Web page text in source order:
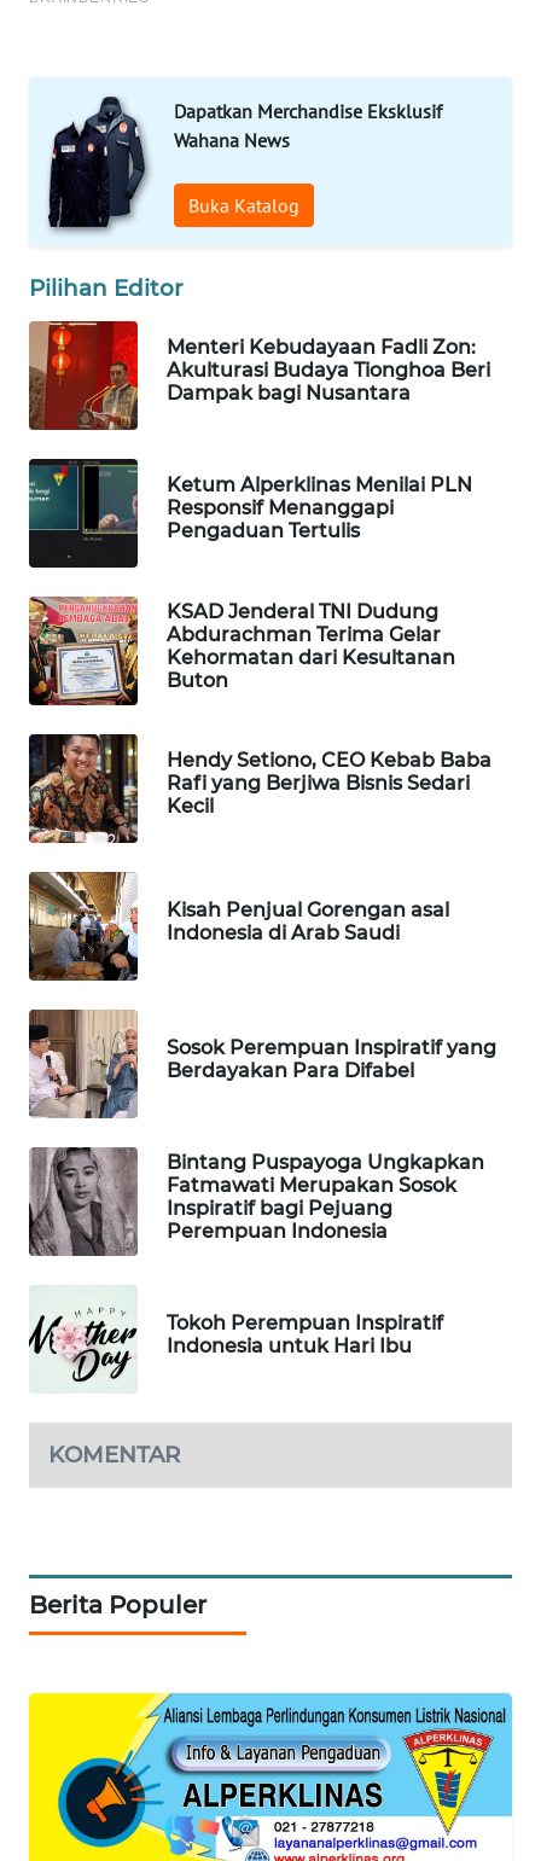
Dapatkan Merchandise Eksklusif
Wahana News
Buka Katalog
Pilihan Editor
Menteri Kebudayaan Fadli Zon:
Akulturasi Budaya Tionghoa Beri
Dampak bagi Nusantara
Ketum Alperklinas Menilai PLN
Responsif Menanggapi
Pengaduan Tertulis
KSAD Jenderal TNI Dudung
Abdurachman Terima Gelar
Kehormatan dari Kesultanan
Buton
Hendy Setiono, CEO Kebab Baba
Rafi yang Berjiwa Bisnis Sedari
Kecil
Kisah Penjual Gorengan asal
Indonesia di Arab Saudi
Sosok Perempuan Inspiratif yang
Berdayakan Para Difabel
Bintang Puspayoga Ungkapkan
Fatmawati Merupakan Sosok
Inspiratif bagi Pejuang
Perempuan Indonesia
Tokoh Perempuan Inspiratif
Indonesia untuk Hari Ibu
KOMENTAR
Berita Populer
WAHANA
NEWS
WAHANA
WAHANA
ADVOKAT
WAHANA
INFRASTRUKTUR
KONSUMEN
LISTRIK
WAHANA
TRAVEL
WAHANA
TV
ID
WAHANANEWS
CO ID
WAHANANEWS
NET
SPORT
WAHANA
UMKM
WAHANA
SELEB
WAHANA
PERSONA
WAHANA
WAHANA
HEALTH
DESA
LAPAK
WAHANA